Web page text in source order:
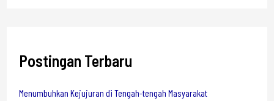
Postingan Terbaru
Menumbuhkan Kejujuran di Tengah-tengah Masyarakat